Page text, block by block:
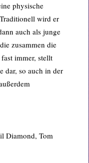
physische
wird er
auch als junge
zusammen die
immer, stellt
dar, so auch in der
Diamond, Tom